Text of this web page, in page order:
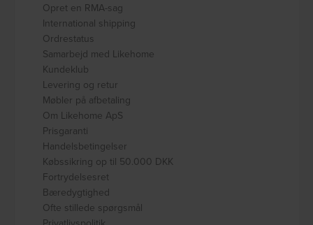
Opret en RMA-sag
International shipping
Ordrestatus
Samarbejd med Likehome
Kundeklub
Levering og retur
Møbler på afbetaling
Om Likehome ApS
Prisgaranti
Handelsbetingelser
Købssikring op til 50.000 DKK
Fortrydelsesret
Bæredygtighed
Ofte stillede spørgsmål